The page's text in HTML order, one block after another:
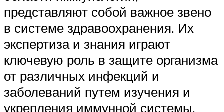
представляют собой важное звено
в системе здравоохранения. Их
экспертиза и знания играют
ключевую роль в защите организма
от различных инфекций и
заболеваний путем изучения и
укрепления иммунной системы.